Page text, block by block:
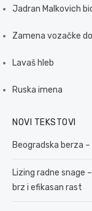
Jadran Malkovich
Zamena vozačke
Lavaš hleb
Ruska imena
NOVI TEKSTOVI
Beogradska berza
Lizing radne snage
brz i efikasan rast